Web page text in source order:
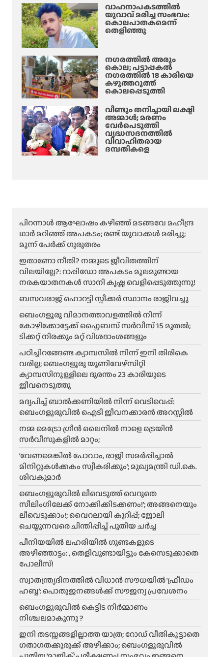
വാഹനാപകടത്തിൽ
യുവാവ് മരിച്ച സംഭവം:
കൊലപാതകമെന്ന്
തെളിഞ്ഞു
നഗരത്തിൽ അരും
കൊല; പട്ടാപ്പകൽ
നഗരത്തിൽ 18 കാരിയെ
കഴുത്തറുത്ത്
കൊലപ്പെടുത്തി
വീണ്ടും തനിച്ചായി ലക്ഷ്മി
അമ്മാള്‍; മരണം
വേർപെടുത്തി
വൃദ്ധസദനത്തില്‍
വിവാഹിതരായ
ദമ്പതികളെ
പിറന്നാൾ ആഘോഷം കഴിഞ്ഞ് മടങ്ങവേ മഹീന്ദ്ര
ഥാർ മറിഞ്ഞ് അപകടം; രണ്ട് യുവാക്കൾ മരിച്ചു;
മൂന്ന് പേർക്ക് ഗുരുതരം
ഇതാണോ നീതി? നമ്മുടെ ജീവിതത്തിന്
വിലയില്ലേ?: റാപ്പിഡോ അപകടം മൂലമുണ്ടായ
നരകയാതനകൾ സാനി കൃഷ്ണ വെളിപ്പെടുത്തുന്നു!
ബസവരാജ് ഹൊറട്ടി സ്പീക്കർ സ്ഥാനം രാജിവച്ചു
ബെംഗളൂരു വിമാനത്താവളത്തിൽ നിന്ന്
കോഴിക്കോട്ടേക്ക് ഫ്ലൈബസ് സർവീസ് 15 മുതൽ;
ടിക്കറ്റ് നിരക്കും മറ്റ് വിശദാംശങ്ങളും
പഠിച്ചിറങ്ങേണ്ട ക്യാമ്പസിൽ നിന്ന് ഇനി തിരികെ
വരില്ല; ബെംഗളൂരു യൂണിവേഴ്സിറ്റി
ക്യാമ്പസിനുള്ളിലെ ദുരന്തം 23 കാരിയുടെ
ജീവനെടുത്തു
മദ്യപിച്ച് ബാൽക്കണിയിൽ നിന്ന് വെടിവെപ്പ്:
ബെംഗളൂരുവിൽ ഐടി ജീവനക്കാരൻ അറസ്റ്റിൽ
നമ്മ മെട്രോ ഗ്രീൻ ലൈനിൽ നാളെ ട്രെയിൻ
സർവീസുകളിൽ മാറ്റം;
‘വേണമെങ്കിൽ പോവാം, രാജി സമർപ്പിച്ചാൽ
മിനിറ്റുകൾക്കകം സ്വീകരിക്കും’; മുഖ്യമന്ത്രി ഡി.കെ.
ശിവകുമാർ
ബെം​ഗളൂരുവിൽ ലീവെടുത്ത് വെറുതെ
സീലിംഗിലേക്ക് നോക്കിക്കിടക്കണം!’; അങ്ങനെയും
ലീവെടുക്കാം!; വൈറലായി കുറിപ്പ്; ജോലി
ചെയ്യുന്നവരെ ചിന്തിപ്പിച്ച് പുതിയ ചർച്ച
പീനിയയിൽ ലഹരിയിൽ ഗുണ്ടകളുടെ
അഴിഞ്ഞാട്ടം: , തെളിവുണ്ടായിട്ടും കേസെടുക്കാതെ
പോലീസ്!
സ്വാതന്ത്ര്യദിനത്തിൽ വിധാൻ സൗധയിൽ ‘ഫ്രീഡം
ഹബ്ബ’: പൊതുജനങ്ങൾക്ക് സൗജന്യ പ്രവേശനം
ബെംഗളൂരുവിൽ കെട്ടിട നിർമ്മാണം
നിശ്ചലമാകുന്നു ?
ഇനി തടസ്സങ്ങളില്ലാത്ത യാത്ര; റോഡ് വീതികൂട്ടാതെ
ഗതാഗതക്കുരുക്ക് അഴിക്കാം; ബെംഗളൂരുവിൽ